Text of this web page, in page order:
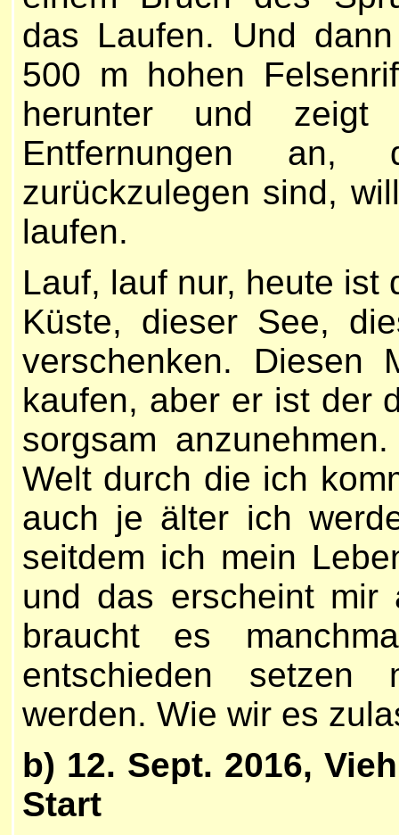
das Laufen. Und
500 m hohen
herunter und zeigt
Entfernungen
zurückzulegen sind,
laufen.
Lauf, lauf nur, heute ist
Küste, dieser See,
verschenken. Diesen
kaufen, aber er ist der
sorgsam
Welt durch die ich
auch je älter ich
seitdem ich mein
und das erscheint mir
braucht es
entschieden
werden. Wie wir es
b) 12. Sept. 2016,
Start